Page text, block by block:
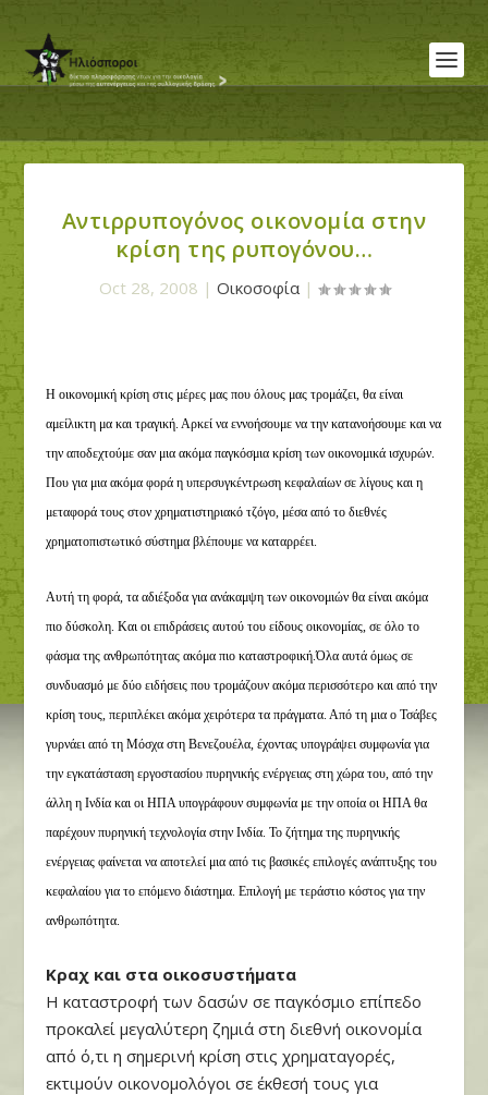
Αντιρρυπογόνος οικονομία στην
κρίση της ρυπογόνου…
Oct 28, 2008 | Οικοσοφία|
Η οικονομική κρίση στις μέρες μας που όλους μας τρομάζει, θα είναι
αμείλικτη μα και τραγική. Αρκεί να εννοήσουμε να την κατανοήσουμε και να
την αποδεχτούμε σαν μια ακόμα παγκόσμια κρίση των οικονομικά ισχυρών.
Που για μια ακόμα φορά η υπερσυγκέντρωση κεφαλαίων σε λίγους και η
μεταφορά τους στον χρηματιστηριακό τζόγο, μέσα από το διεθνές
χρηματοπιστωτικό σύστημα βλέπουμε να καταρρέει.
Αυτή τη φορά, τα αδιέξοδα για ανάκαμψη των οικονομιών θα είναι ακόμα
πιο δύσκολη. Και οι επιδράσεις αυτού του είδους οικονομίας, σε όλο το
φάσμα της ανθρωπότητας ακόμα πιο καταστροφική.Όλα αυτά όμως σε
συνδυασμό με δύο ειδήσεις που τρομάζουν ακόμα περισσότερο και από την
κρίση τους, περιπλέκει ακόμα χειρότερα τα πράγματα. Από τη μια ο Τσάβες
γυρνάει από τη Μόσχα στη Βενεζουέλα, έχοντας υπογράψει συμφωνία για
την εγκατάσταση εργοστασίου πυρηνικής ενέργειας στη χώρα του, από την
άλλη η Ινδία και οι ΗΠΑ υπογράφουν συμφωνία με την οποία οι ΗΠΑ θα
παρέχουν πυρηνική τεχνολογία στην Ινδία. Το ζήτημα της πυρηνικής
ενέργειας φαίνεται να αποτελεί μια από τις βασικές επιλογές ανάπτυξης του
κεφαλαίου για το επόμενο διάστημα. Επιλογή με τεράστιο κόστος για την
ανθρωπότητα.
Κραχ και στα οικοσυστήματα
Η καταστροφή των δασών σε παγκόσμιο επίπεδο
προκαλεί μεγαλύτερη ζημιά στη διεθνή οικονομία
από ό,τι η σημερινή κρίση στις χρηματαγορές,
εκτιμούν οικονομολόγοι σε έκθεσή τους για